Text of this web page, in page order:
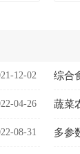
12-02 综合
04-26 蔬菜
08-31 多参